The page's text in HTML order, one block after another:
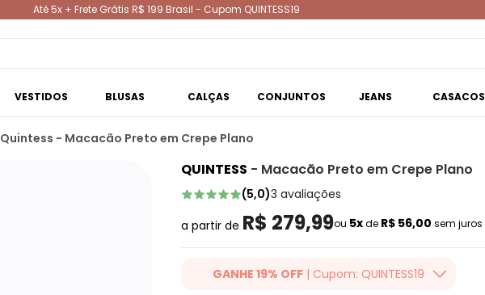
Até 5x + Frete Grátis R$ 199 Brasil - Cupom QUINTESS19
VESTIDOS BLUSAS CALÇAS CONJUNTOS JEANS CASACOS
Quintess - Macacão Preto em Crepe Plano
QUINTESS - Macacão Preto em Crepe Plano
(5,0)3 avaliações
a partir de R$ 279,99ou 5xde R$ 56,00 sem juros
GANHE 19% OFF | Cupom: QUINTESS19